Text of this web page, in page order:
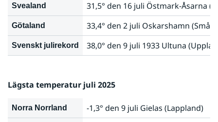
Svealand 31,5° den 16 juli Östmark-Åsarna
Götaland 33,4° den 2 juli Oskarshamn
Svenskt julirekord 38,0° den 9 juli 1933 Ultuna
Lägsta temperatur juli 2025
Norra Norrland -1,3° den 9 juli Gielas (Lappland)